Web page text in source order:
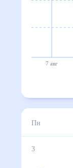
7 авг
Пн
3